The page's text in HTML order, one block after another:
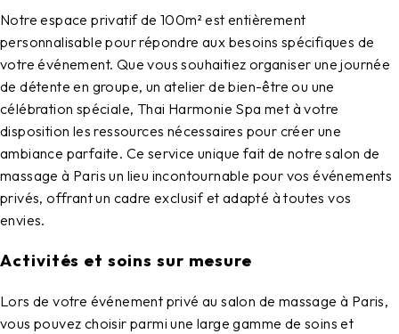
Notre espace privatif de 100m² est entièrement
personnalisable pour répondre aux besoins spécifiques de
votre événement. Que vous souhaitiez organiser une journée
de détente en groupe, un atelier de bien-être ou une
célébration spéciale, Thai Harmonie Spa met à votre
disposition les ressources nécessaires pour créer une
ambiance parfaite. Ce service unique fait de notresalon de
massage à Paris un lieu incontournable pour vos événements
privés, offrant un cadre exclusif et adapté à toutes vos
envies.
Activités et soins sur mesure
Lors de votre événement privé ausalon de massage à Paris,
vous pouvez choisir parmi une large gamme de soins et